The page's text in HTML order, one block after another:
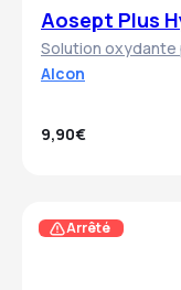
Aosept Plus
Solution oxydante
Alcon
9,90€
Arrêté